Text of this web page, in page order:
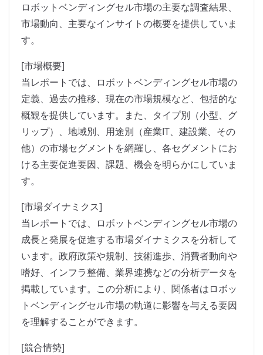
ロボットベンディングセル市場の主要な調査結果、
市場動向、主要なインサイトの概要を提供していま
す。
[市場概要]
当レポートでは、ロボットベンディングセル市場の
定義、過去の推移、現在の市場規模など、包括的な
概観を提供しています。また、タイプ別（小型、グ
リップ）、地域別、用途別（産業IT、建設業、その
他）の市場セグメントを網羅し、各セグメントにお
ける主要促進要因、課題、機会を明らかにしていま
す。
[市場ダイナミクス]
当レポートでは、ロボットベンディングセル市場の
成長と発展を促進する市場ダイナミクスを分析して
います。政府政策や規制、技術進歩、消費者動向や
嗜好、インフラ整備、業界連携などの分析データを
掲載しています。この分析により、関係者はロボッ
トベンディングセル市場の軌道に影響を与える要因
を理解することができます。
[競合情勢]